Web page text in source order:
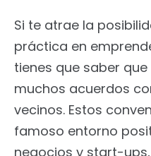
Si te atrae la
práctica en
tienes que saber
muchos acuerdos
vecinos. Estos
famoso entorno
negocios y start-